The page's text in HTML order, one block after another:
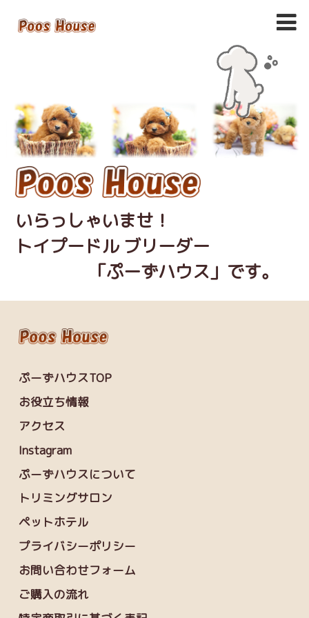
いらっしゃいませ！
トイプードル ブリーダー
「ぷーずハウス」です。
ぷーずハウスTOP
お役立ち情報
アクセス
Instagram
ぷーずハウスについて
トリミングサロン
ペットホテル
プライバシーポリシー
お問い合わせフォーム
ご購入の流れ